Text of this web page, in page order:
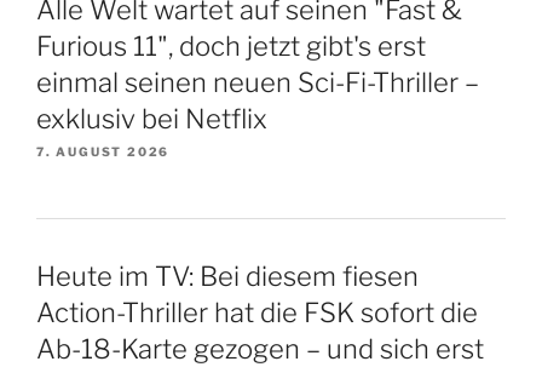
Alle Welt wartet auf seinen "Fast &
Furious 11", doch jetzt gibt's erst
einmal seinen neuen Sci-Fi-Thriller –
exklusiv bei Netflix
7. AUGUST 2026
Heute im TV: Bei diesem fiesen
Action-Thriller hat die FSK sofort die
Ab-18-Karte gezogen – und sich erst